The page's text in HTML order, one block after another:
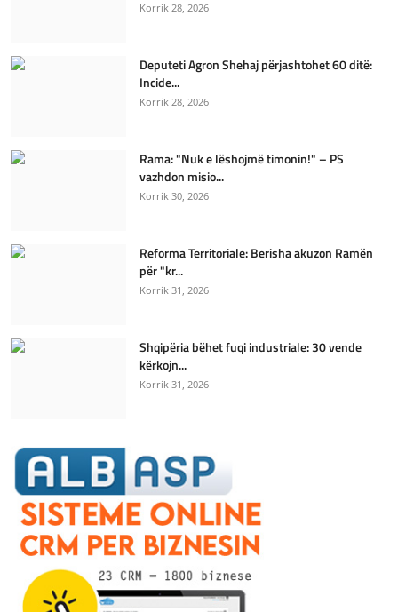
Korrik 28, 2026
Deputeti Agron Shehaj përjashtohet 60 ditë:
Incide...
Korrik 28, 2026
Rama: "Nuk e lëshojmë timonin!" – PS
vazhdon misio...
Korrik 30, 2026
Reforma Territoriale: Berisha akuzon Ramën
për "kr...
Korrik 31, 2026
Shqipëria bëhet fuqi industriale: 30 vende
kërkojn...
Korrik 31, 2026